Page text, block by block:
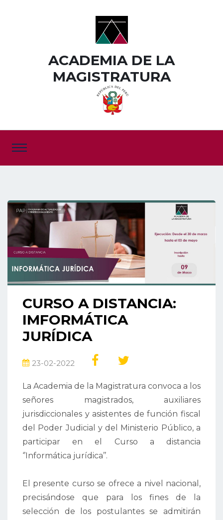
ACADEMIA DE LA
MAGISTRATURA
CURSO A DISTANCIA:
IMFORMÁTICA
JURÍDICA
23-02-2022
La Academia de la Magistratura convoca a los
señores magistrados, auxiliares
jurisdiccionales y asistentes de función fiscal
del Poder Judicial y del Ministerio Público, a
participar en el Curso a distancia
‘’Informática jurídica’’.
El presente curso se ofrece a nivel nacional,
precisándose que para los fines de la
selección de los postulantes se admitirán